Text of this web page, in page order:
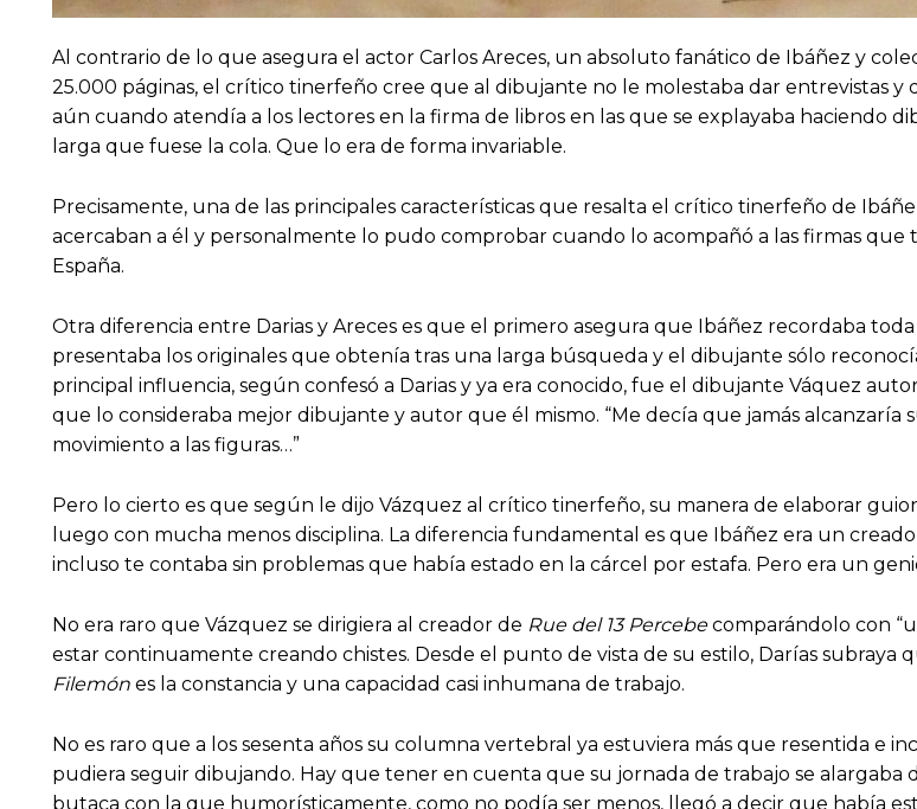
Al contrario de lo que asegura el actor Carlos Areces, un absoluto fanático de Ibáñez y
25.000 páginas, el crítico tinerfeño cree que al dibujante no le molestaba dar entrevistas y
aún cuando atendía a los lectores en la firma de libros en las que se explayaba haciendo
larga que fuese la cola. Que lo era de forma invariable.
Precisamente, una de las principales características que resalta el crítico tinerfeño de
acercaban a él y personalmente lo pudo comprobar cuando lo acompañó a las firmas
España.
Otra diferencia entre Darias y Areces es que el primero asegura que Ibáñez recordaba
presentaba los originales que obtenía tras una larga búsqueda y el dibujante sólo
principal influencia, según confesó a Darias y ya era conocido, fue el dibujante Váquez
que lo consideraba mejor dibujante y autor que él mismo. “Me decía que jamás alcanzaría
movimiento a las figuras…”
Pero lo cierto es que según le dijo Vázquez al crítico tinerfeño, su manera de elaborar
luego con mucha menos disciplina. La diferencia fundamental es que Ibáñez era un
incluso te contaba sin problemas que había estado en la cárcel por estafa. Pero era un
No era raro que Vázquez se dirigiera al creador de Rue del 13 Percebecomparándolo con
estar continuamente creando chistes. Desde el punto de vista de su estilo, Darías subraya
Filemón es la constancia y una capacidad casi inhumana de trabajo.
No es raro que a los sesenta años su columna vertebral ya estuviera más que resentida e
pudiera seguir dibujando. Hay que tener en cuenta que su jornada de trabajo se alargaba
butaca con la que humorísticamente, como no podía ser menos, llegó a decir que había